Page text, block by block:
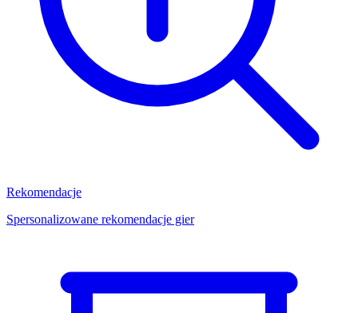
Rekomendacje
Spersonalizowane rekomendacje gier